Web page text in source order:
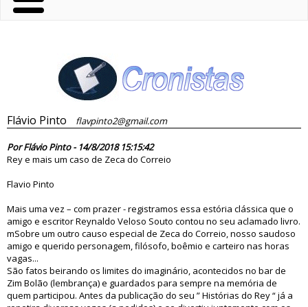
Flávio Pinto
flavpinto2@gmail.com
Por Flávio Pinto - 14/8/2018 15:15:42
Rey e mais um caso de Zeca do Correio
Flavio Pinto
Mais uma vez – com prazer - registramos essa estória clássica que o
amigo e escritor Reynaldo Veloso Souto contou no seu aclamado livro.
mSobre um outro causo especial de Zeca do Correio, nosso saudoso
amigo e querido personagem, filósofo, boêmio e carteiro nas horas
vagas...
São fatos beirando os limites do imaginário, acontecidos no bar de
Zim Bolão (lembrança) e guardados para sempre na memória de
quem participou. Antes da publicação do seu ” Histórias do Rey “ já a